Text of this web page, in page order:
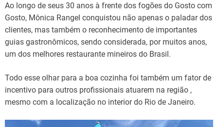
Ao longo de seus 30 anos à frente dos fogões do Gosto com
Gosto, Mônica Rangel conquistou não apenas o paladar dos
clientes, mas também o reconhecimento de importantes
guias gastronômicos, sendo considerada, por muitos anos,
um dos melhores restaurante mineiros do Brasil.
Todo esse olhar para a boa cozinha foi também um fator de
incentivo para outros profissionais atuarem na região ,
mesmo com a localização no interior do Rio de Janeiro.